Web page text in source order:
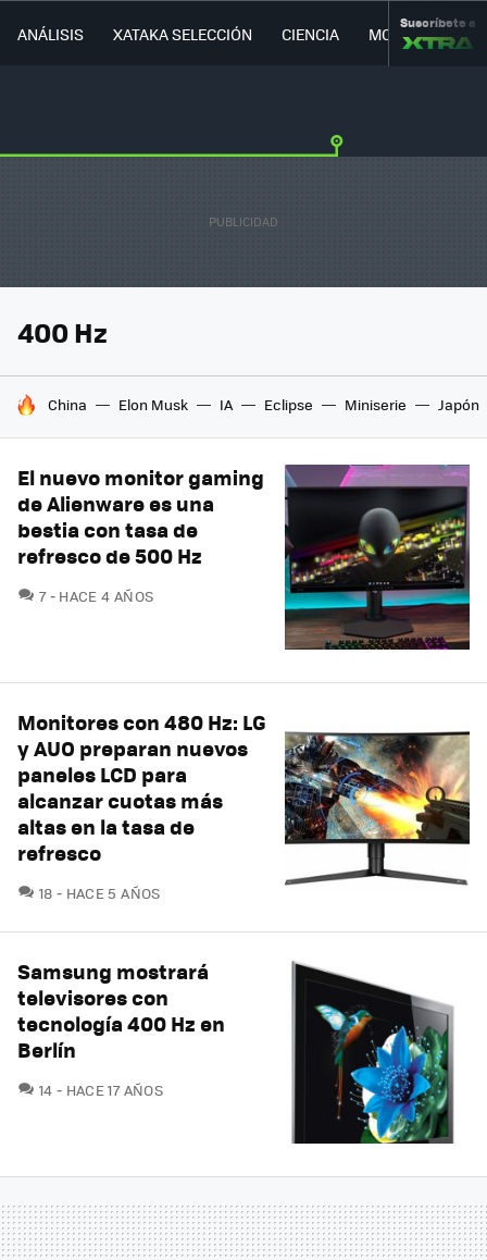
ANÁLISIS XATAKA SELECCIÓN CIENCIA MOVILIDAD
Suscríbete a
400 Hz
HOY SE HABLA DE
China Elon Musk IA Eclipse Miniserie Japón
El nuevo monitor gaming
de Alienware es una
bestia con tasa de
refresco de 500 Hz
7COMENTARIOS
HACE 4 AÑOS
Monitores con 480 Hz: LG
y AUO preparan nuevos
paneles LCD para
alcanzar cuotas más
altas en la tasa de
refresco
18 COMENTARIOS
HACE 5 AÑOS
Samsung mostrará
televisores con
tecnología 400 Hz en
Berlín
14 COMENTARIOS
HACE 17 AÑOS